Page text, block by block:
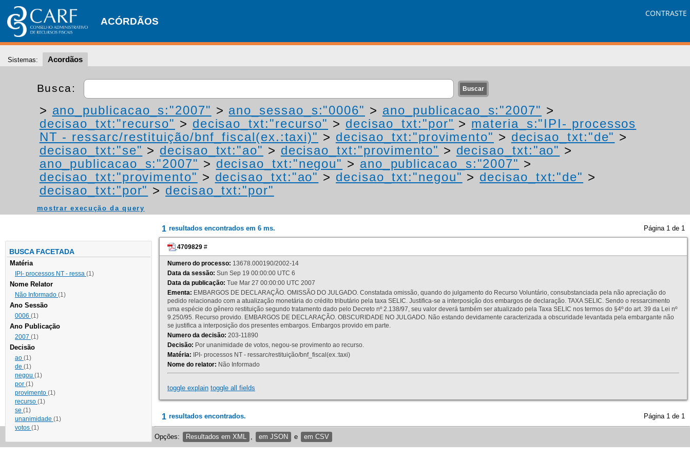
ACÓRDÃOS
CONTRASTE
Sistemas: Acordãos
Busca:
> ano_publicacao_s:"2007" > ano_sessao_s:"0006" > ano_publicacao_s:"2007" >
decisao_txt:"recurso" > decisao_txt:"recurso" > decisao_txt:"por" > materia_s:"IPI- processos
NT - ressarc/restituição/bnf_fiscal(ex.:taxi)" > decisao_txt:"provimento" > decisao_txt:"de" >
decisao_txt:"se" > decisao_txt:"ao" > decisao_txt:"provimento" > decisao_txt:"ao" >
ano_publicacao_s:"2007" > decisao_txt:"negou" > ano_publicacao_s:"2007" >
decisao_txt:"provimento" > decisao_txt:"ao" > decisao_txt:"negou" > decisao_txt:"de" >
decisao_txt:"por" > decisao_txt:"por"
mostrar execução da query
BUSCA FACETADA
Matéria
IPI- processos NT - ressa (1)
Nome Relator
Não Informado (1)
Ano Sessão
0006 (1)
Ano Publicação
2007 (1)
Decisão
ao (1)
de (1)
negou (1)
por (1)
provimento (1)
recurso (1)
se (1)
unanimidade (1)
votos (1)
1 resultados encontrados em 6 ms. Página 1 de 1
4709829 #
Numero do processo: 13678.000190/2002-14
Data da sessão: Sun Sep 19 00:00:00 UTC 6
Data da publicação: Tue Mar 27 00:00:00 UTC 2007
Ementa: EMBARGOS DE DECLARAÇÃO. OMISSÃO DO JULGADO. Constatada omissão, quando do julgamento do Recurso Voluntário, consubstanciada pela não apreciação do
pedido relacionado com a atualização monetária do crédito tributário pela taxa SELIC. Justifica-se a interposição dos embargos de declaração. TAXA SELIC. Sendo o ressarcimento
uma espécie do gênero restituição segundo tratamento dado pelo Decreto nº 2.138/97, seu valor deverá também ser atualizado pela Taxa SELIC nos termos do §4º do art. 39 da Lei nº
9.250/95. Recurso provido. EMBARGOS DE DECLARAÇÃO. OBSCURIDADE NO JULGADO. Não estando devidamente caracterizada a obscuridade levantada pela embargante não
se justifica a interposição dos presentes embargos. Embargos provido em parte.
Numero da decisão: 203-11890
Decisão: Por unanimidade de votos, negou-se provimento ao recurso.
Matéria: IPI- processos NT - ressarc/restituição/bnf_fiscal(ex.:taxi)
Nome do relator: Não Informado
toggle explain toggle all fields
1 resultados encontrados. Página 1 de 1
Opções: Resultados em XML em JSON e em CSV